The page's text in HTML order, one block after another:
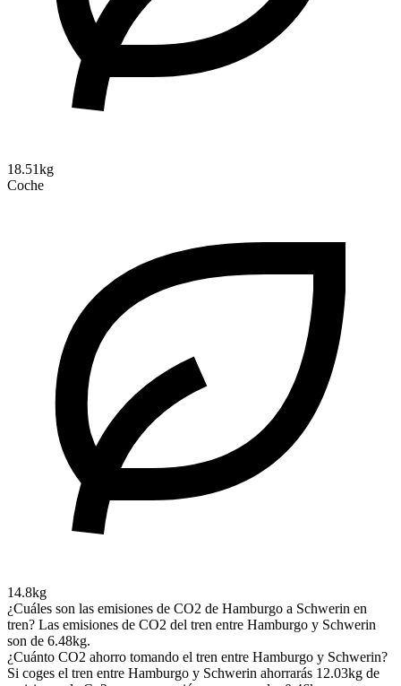
18.51kg
Coche
14.8kg
¿Cuáles son las emisiones de CO2 de Hamburgo a Schwerin en
tren? Las emisiones de CO2 del tren entre Hamburgo y Schwerin
son de 6.48kg.
¿Cuánto CO2 ahorro tomando el tren entre Hamburgo y Schwerin?
Si coges el tren entre Hamburgo y Schwerin ahorrarás 12.03kg de